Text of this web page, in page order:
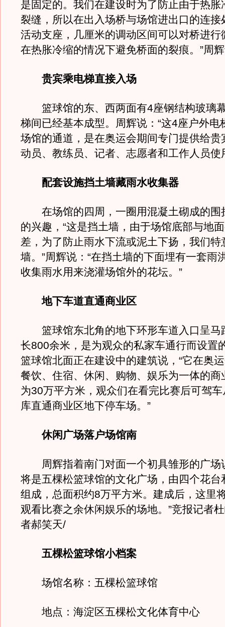
是固定的。我们在建设时为了防止由于热胀
裂缝，所以在出入场桥与场馆进出口的连接
活动支座，几厘米的调动区间可以对桥进行
在热胀冷缩的情况下避免桥面的裂痕。”周
贵宾乘电梯直接入场
篮球馆的东、西两面有4座钢结构玻璃
梯间已经基本成型。周辉说：“这4座户外电
场馆的通道，是在奥运会期间专门提供给贵
动员、教练员、记者、志愿者和工作人员使
配套设施挡土墙藏雨水收集器
在场馆的四周，一圈用混凝土砌成的围
的兴趣，“这是挡土墙，由于场馆底部与地
差，为了防止雨水下流或泥土下扬，我们特
墙。”周辉说：“在挡土墙的下面埋有一套雨
收集雨水用来浇灌场馆外的花坛。”
地下车道直通商业区
篮球馆东北角的地下环形车道入口呈马
长800余米，是为观众的私家车通行而设置
篮球馆北面正在建设中的建筑说，“它在奥
餐饮、住宿、休闲、购物、娱乐为一体的商
为30万平方米，观众们在看完比赛后可驾
库直通商业区地下停车场。”
休闲广场落户场馆南
周辉指着南门对面一个初具雏形的广场
将是五棵松篮球馆的文化广场，由四个花台
组成，总面积约8万平方米。建成后，这里
观看比赛之余休闲娱乐的场地。”竞报记者
者郝笑天/
五棵松篮球馆小档案
场馆名称：五棵松篮球馆
地点：海淀区五棵松文化体育中心